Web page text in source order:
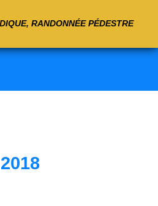
RANDONNÉE PÉDESTRE